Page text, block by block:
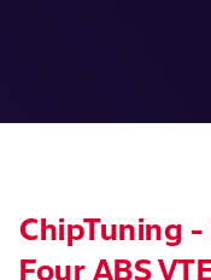
ChipTuning
Four ABS